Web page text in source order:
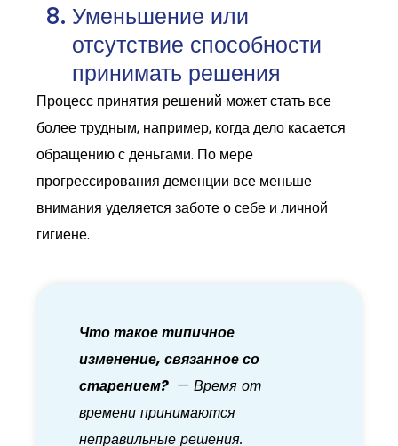
Уменьшение или
отсутствие способности
принимать решения
Процесс принятия решений может стать все
более трудным, например, когда дело касается
обращению с деньгами. По мере
прогрессирования деменции все меньше
внимания уделяется заботе о себе и личной
гигиене.
Что такое типичное
изменение, связанное со
старением? — Время от
времени принимаются
неправильные решения.